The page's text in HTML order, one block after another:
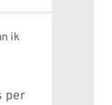
ik
per